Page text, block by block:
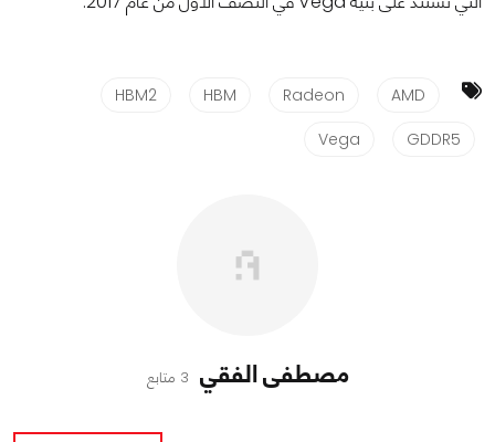
AMD
Radeon
HBM
HBM2
GDDR5
Vega
مصطفى الفقي 3 متابع